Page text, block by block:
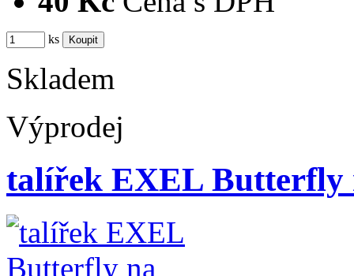
ks
Skladem
Výprodej
talířek EXEL Butterfly